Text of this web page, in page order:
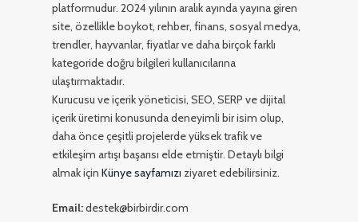
platformudur. 2024 yılının aralık ayında yayına giren
site, özellikle boykot, rehber, finans, sosyal medya,
trendler, hayvanlar, fiyatlar ve daha birçok farklı
kategoride doğru bilgileri kullanıcılarına
ulaştırmaktadır.
Kurucusu ve içerik yöneticisi, SEO, SERP ve dijital
içerik üretimi konusunda deneyimli bir isim olup,
daha önce çeşitli projelerde yüksek trafik ve
etkileşim artışı başarısı elde etmiştir. Detaylı bilgi
almak içinKünye sayfamızı ziyaret edebilirsiniz.
Email:destek@birbirdir.com